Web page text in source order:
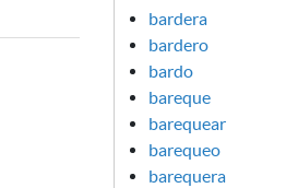
bardera
bardero
bardo
bareque
barequear
barequeo
barequera